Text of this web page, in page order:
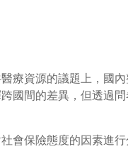
療資源的議題上，國
國間的差異，但透過
會保險態度的因素進行